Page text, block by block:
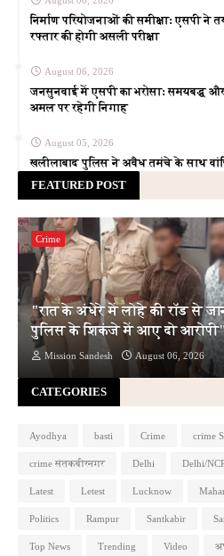
निर्माण परियोजनाओं की समीक्षा: एसपी
रफ्तार की होगी असली परीक्षा
August 06, 2026
जनसुनवाई में एसपी का भरोसा: समयबद्ध और
अमल पर रहेगी निगाह
August 05, 2026
खलीलाबाद पुलिस ने अवैध तमंचे के साथ
FEATURED POST
Crime
"रात के अंधेरे में लोहे की रॉड से
पुलिस के शिकंजे में आए दो आरोपी"
Mission Sandesh August 06, 2026
CATEGORIES
Ayodhya basti Crime crime
crime संतकबीरनगर Delhi Delhi/
Latest Letest Lucknow
Politics Rampur Santkabir
Top News Trending Video